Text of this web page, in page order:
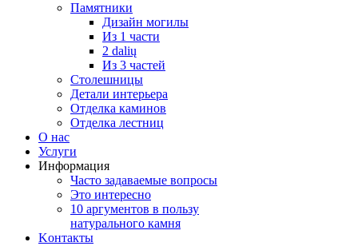
Памятники
Дизайн могилы
Из 1 части
2 dalių
Из 3 частей
Столешницы
Детали интерьера
Отделка каминов
Отделка лестниц
О нас
Услуги
Информация
Часто задаваемые вопросы
Это интересно
10 аргументов в пользу
натурального камня
Koнтакты